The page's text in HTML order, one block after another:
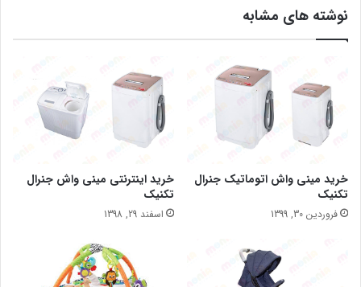
نوشته های مشابه
خرید مینی واش اتوماتیک جنرال
تکنیک
فروردین 30, 1399
خرید اینترنتی مینی واش جنرال
تکنیک
اسفند 29, 1398